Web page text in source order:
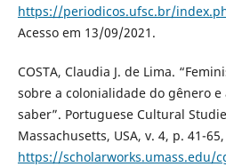
https://periodicos.ufsc.br/
Acesso em 13/09/2021.
COSTA, Claudia J. de Lima.
sobre a colonialidade do gênero e
saber”. Portuguese Cultural
Massachusetts, USA, v. 4, p. 41-
https://scholarworks.umass.edu/